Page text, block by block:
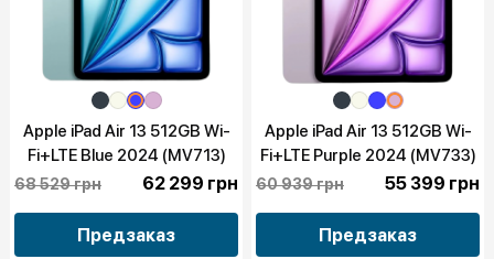
Apple iPad Air 13 512GB Wi-
Fi+LTE Blue 2024 (MV713)
68 529 грн 62 299 грн
Предзаказ
Apple iPad Air 13 512GB Wi-
Fi+LTE Purple 2024 (MV733)
60 939 грн 55 399 грн
Предзаказ